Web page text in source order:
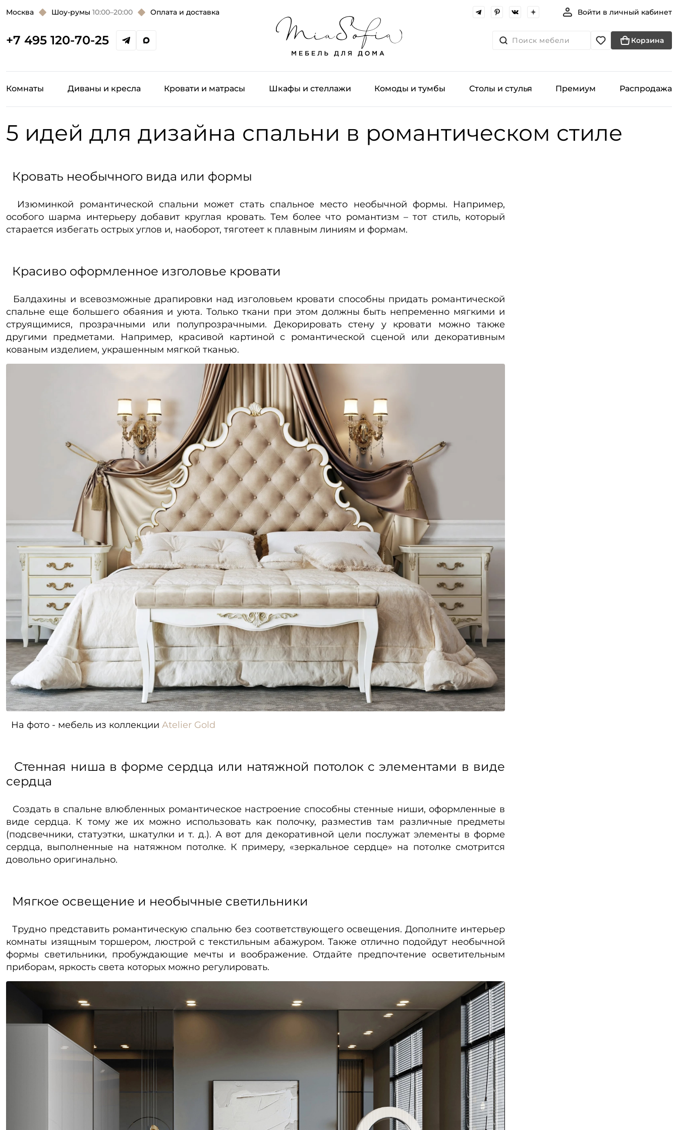
Москва Шоу-румы 10:00–20:00 Оплата и доставка Войти в личный кабинет
+7 495 120-70-25 Поиск мебели Корзина
Комнаты Диваны и кресла Кровати и матрасы Шкафы и стеллажи Комоды и тумбы Столы и стулья Премиум Распродажа
5 идей для дизайна спальни в романтическом стиле
Кровать необычного вида или формы
Изюминкой романтической спальни может стать спальное место необычной формы. Например,
особого шарма интерьеру добавит круглая кровать. Тем более что романтизм – тот стиль, который
старается избегать острых углов и, наоборот, тяготеет к плавным линиям и формам.
Красиво оформленное изголовье кровати
Балдахины и всевозможные драпировки над изголовьем кровати способны придать романтической
спальне еще большего обаяния и уюта. Только ткани при этом должны быть непременно мягкими и
струящимися, прозрачными или полупрозрачными. Декорировать стену у кровати можно также
другими предметами. Например, красивой картиной с романтической сценой или декоративным
кованым изделием, украшенным мягкой тканью.
На фото - мебель из коллекции Atelier Gold
Стенная ниша в форме сердца или натяжной потолок с элементами в виде
сердца
Создать в спальне влюбленных романтическое настроение способны стенные ниши, оформленные в
виде сердца. К тому же их можно использовать как полочку, разместив там различные предметы
(подсвечники, статуэтки, шкатулки и т. д.). А вот для декоративной цели послужат элементы в форме
сердца, выполненные на натяжном потолке. К примеру, «зеркальное сердце» на потолке смотрится
довольно оригинально.
Мягкое освещение и необычные светильники
Трудно представить романтическую спальню без соответствующего освещения. Дополните интерьер
комнаты изящным торшером, люстрой с текстильным абажуром. Также отлично подойдут необычной
формы светильники, пробуждающие мечты и воображение. Отдайте предпочтение осветительным
приборам, яркость света которых можно регулировать.